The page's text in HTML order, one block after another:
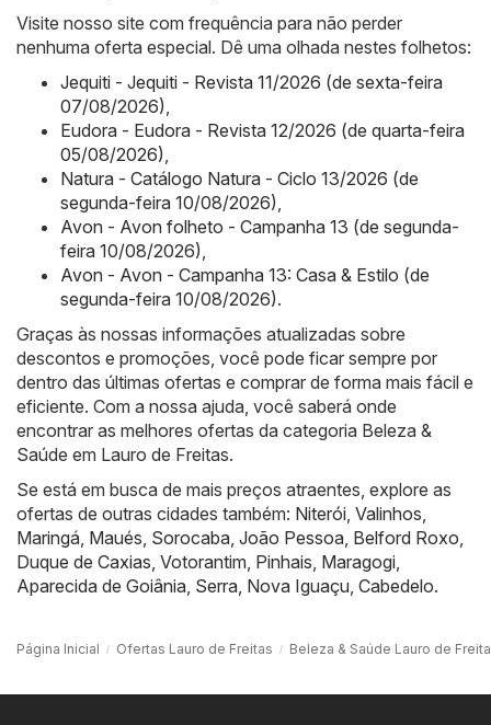
Visite nosso site com frequência para não perder
nenhuma oferta especial. Dê uma olhada nestes folhetos:
Jequiti - Jequiti - Revista 11/2026 (de sexta-feira
07/08/2026)
Eudora - Eudora - Revista 12/2026 (de quarta-feira
05/08/2026)
Natura - Catálogo Natura - Ciclo 13/2026 (de
segunda-feira 10/08/2026)
Avon - Avon folheto - Campanha 13 (de segunda-
feira 10/08/2026)
Avon - Avon - Campanha 13: Casa & Estilo (de
segunda-feira 10/08/2026).
Graças às nossas informações atualizadas sobre
descontos e promoções, você pode ficar sempre por
dentro das últimas ofertas e comprar de forma mais fácil e
eficiente. Com a nossa ajuda, você saberá onde
encontrar as melhores ofertas da categoria Beleza &
Saúde em Lauro de Freitas.
Se está em busca de mais preços atraentes, explore as
ofertas de outras cidades também: Niterói Valinhos
Maringá Maués Sorocaba João Pessoa Belford Roxo
Duque de Caxias Votorantim Pinhais Maragogi
Aparecida de Goiânia Serra Nova Iguaçu Cabedelo.
Página Inicial Ofertas Lauro de Freitas Beleza & Saúde Lauro de